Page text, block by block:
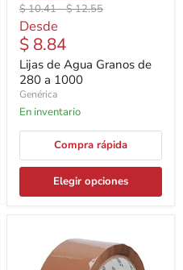
Precio
original
$ 10.41-Precio
$ 12.55
Desde
$ 8.84
Lijas de Agua Granos de
280 a 1000
Genérica
En inventario
Compra rápida
Elegir opciones